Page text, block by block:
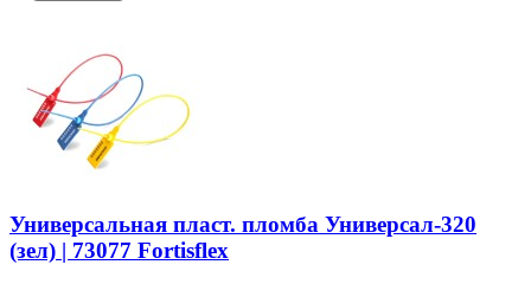
Универсальная пласт. пломба Универсал-320
(зел) | 73077 Fortisflex